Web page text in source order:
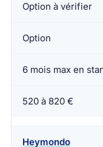
Option à vérifier
Option
6 mois max en
520 à 820 €
Heymondo